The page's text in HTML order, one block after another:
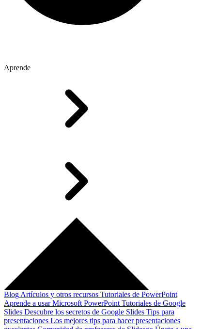
Aprende
Blog Artículos y otros recursos Tutoriales de PowerPoint
Aprende a usar Microsoft PowerPoint Tutoriales de Google
Slides Descubre los secretos de Google Slides Tips para
presentaciones Los mejores tips para hacer presentaciones